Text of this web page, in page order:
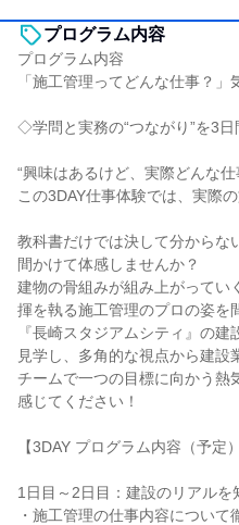
プログラム内容
プログラム内容
「施工管理ってどんな仕事？」
◇学問と実務の“つながり”を3
“興味はあるけど、実際どんな
この3DAY仕事体験では、実際
教科書だけでは決して分からな
間かけて体感しませんか？
建物の骨組みが組み上がってい
揮を執る施工管理のプロの姿を
『長崎スタジアムシティ』の
見学し、多角的な視点から建設
チームで一つの目標に向かう熱
感じてください！
【3DAY プログラム内容（予定）
1日目～2日目：建設のリアルを
・施工管理の仕事内容について